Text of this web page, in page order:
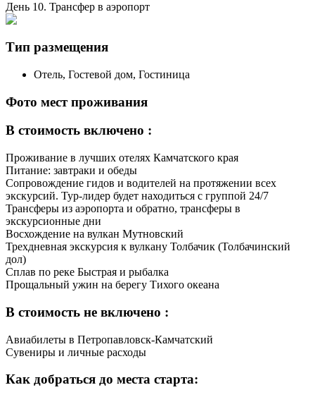
День 10. Трансфер в аэропорт
Тип размещения
Отель, Гостевой дом, Гостиница
Фото мест проживания
В стоимость включено :
Проживание в лучших отелях Камчатского края
Питание: завтраки и обеды
Сопровождение гидов и водителей на протяжении всех
экскурсий. Тур-лидер будет находиться с группой 24/7
Трансферы из аэропорта и обратно, трансферы в
экскурсионные дни
Восхождение на вулкан Мутновский
Трехдневная экскурсия к вулкану Толбачик (Толбачинский
дол)
Сплав по реке Быстрая и рыбалка
Прощальный ужин на берегу Тихого океана
В стоимость не включено :
Авиабилеты в Петропавловск-Камчатский
Сувениры и личные расходы
Как добраться до места старта: